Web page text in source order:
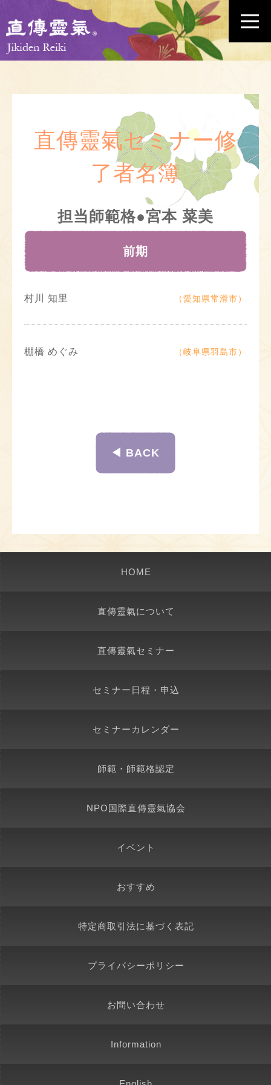
直傳靈氣セミナー修
了者名簿
担当師範格●宮本 菜美
前期
村川 知里 （愛知県常滑市）
棚橋 めぐみ （岐阜県羽島市）
◀︎ BACK
HOME
直傳靈氣について
直傳靈氣セミナー
セミナー日程・申込
セミナーカレンダー
師範・師範格認定
NPO国際直傳靈氣協会
イベント
おすすめ
特定商取引法に基づく表記
プライバシーポリシー
お問い合わせ
Information